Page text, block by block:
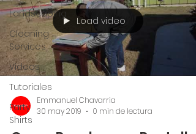
Landscaping
Cleaning
Services
Videos
Tutoriales
Party
Shirts
Load video
Emmanuel Chavarria
30 may 2019
0 min de lectura